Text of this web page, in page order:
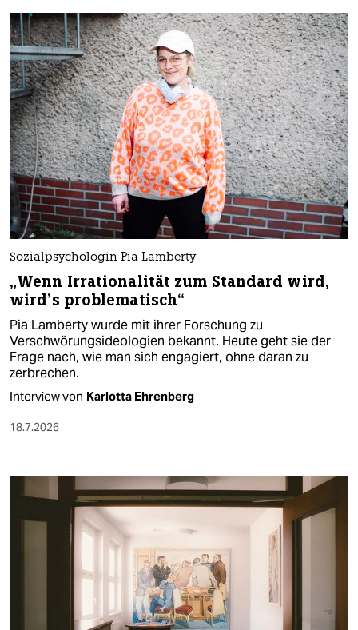
Sozialpsychologin Pia Lamberty
„Wenn Irrationalität zum Standard wird,
wird’s problematisch“
Pia Lamberty wurde mit ihrer Forschung zu
Verschwörungsideologien bekannt. Heute geht sie der
Frage nach, wie man sich engagiert, ohne daran zu
zerbrechen.
Interview von Karlotta Ehrenberg
18.7.2026